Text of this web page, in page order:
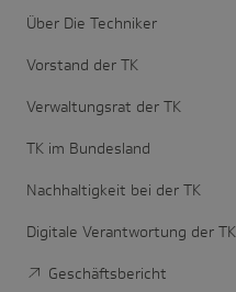
Über Die Techniker
Vorstand der TK
Verwaltungsrat der TK
TK im Bundesland
Nachhaltigkeit bei der TK
Digitale Verantwortung der TK
Geschäftsbericht